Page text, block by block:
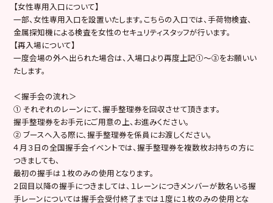
【女性専用入口について】
一部、女性専用入口を設置いたします。こちらの入口では、手荷物検査、
金属探知機による検査を女性のセキュリティスタッフが行います。
【再入場について】
一度会場の外へ出られた場合は、入場口より再度上記①～③をお願いい
たします。
＜握手会の流れ＞
① それぞれのレーンにて、握手整理券を回収させて頂きます。
握手整理券をお手元にご用意の上、お進みください。
② ブースへ入る際に、握手整理券を係員にお渡しください。
４月３日の全国握手会イベントでは、握手整理券を複数枚お持ちの方に
つきましても、
最初の握手は１枚のみの使用となります。
２回目以降の握手につきましては、１レーンにつきメンバーが数名いる握
手レーンについては握手会受付終了までは１度に１枚のみの使用とな